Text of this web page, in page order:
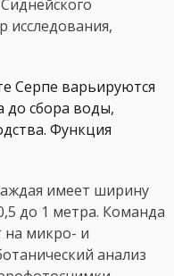
исследования,
Серпе варьируются
до сбора воды,
Функция
имеет ширину
до 1 метра. Команда
на микро- и
анализ